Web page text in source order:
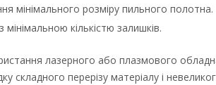
мінімального розміру пильного полотна.
кількістю залишків.
лазерного або плазмового
складного перерізу матеріалу і